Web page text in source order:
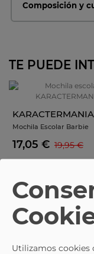
Composición y
TE PUEDE
KARACTERMANIA
Mochila Escolar Barbie
KARACTERMANIA 07438
17,05 € 19,95 €
Utilizamos cookies